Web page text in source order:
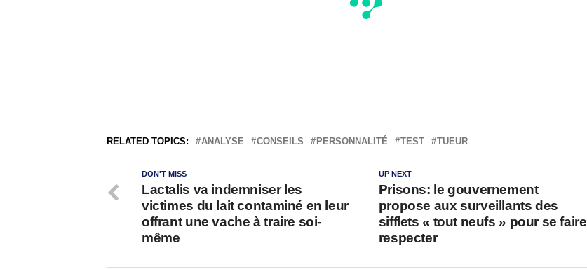
RELATED TOPICS: ANALYSE CONSEILS PERSONNALITÉ TEST TUEUR
UP NEXT
Prisons: le gouvernement
propose aux surveillants des
sifflets « tout neufs » pour se faire
respecter
DON'T MISS
Lactalis va indemniser les
victimes du lait contaminé en leur
offrant une vache à traire soi-
même